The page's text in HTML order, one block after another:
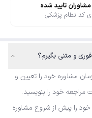
مشاوران تایید شده
کد نظام پزشکی
مشاوره خود را تعیین و
خود را بنویسید.
را پیش از شروع مشاوره